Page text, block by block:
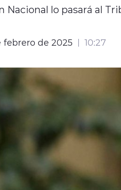
Nacional lo pasará al
febrero de 2025 10:27